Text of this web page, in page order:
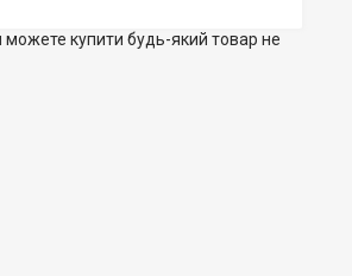
можете купити будь-який товар не